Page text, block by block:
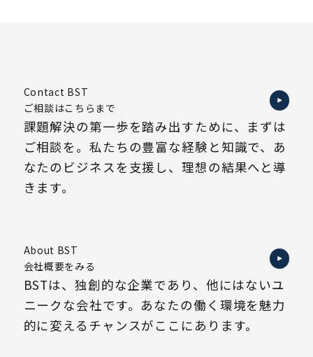
Contact BST
ご相談はこちらまで
課題解決の第一歩を踏み出すために、まずは
ご相談を。私たちの豊富な経験と知識で、あ
なたのビジネスを支援し、理想の結果へと導
きます。
About BST
会社概要をみる
BSTは、独創的な企業であり、他にはないユ
ニークな会社です。あなたの働く環境を魅力
的に変えるチャンスがここにあります。